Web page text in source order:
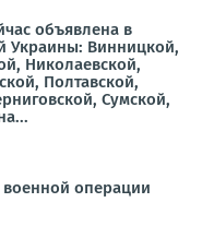
объявлена в
Украины: Винницкой,
Николаевской,
Полтавской,
Сумской,
операции